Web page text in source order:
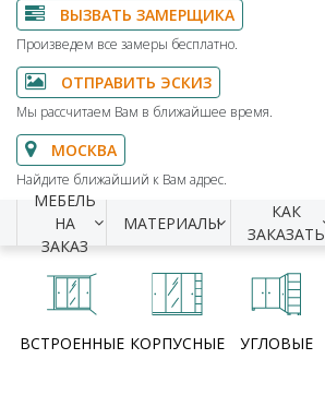
ВЫЗВАТЬ ЗАМЕРЩИКА
Произведем все замеры бесплатно.
ОТПРАВИТЬ ЭСКИЗ
Мы рассчитаем Вам в ближайшее время.
МОСКВА
Найдите ближайший к Вам адрес.
МЕБЕЛЬ
НА
ЗАКАЗ
МАТЕРИАЛЫ
КАК
ЗАКАЗАТЬ
ВСТРОЕННЫЕ КОРПУСНЫЕ УГЛОВЫЕ